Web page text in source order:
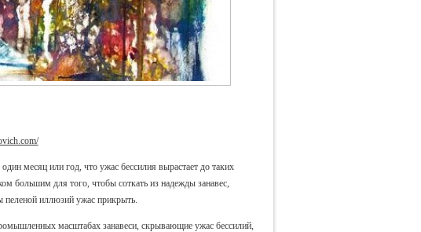
месяц или год, что ужас бессилия вырастает до таких
большим для того, чтобы соткать из надежды занавес,
иллюзий ужас прикрыть.
масштабах занавеси, скрывающие ужас бессилий,